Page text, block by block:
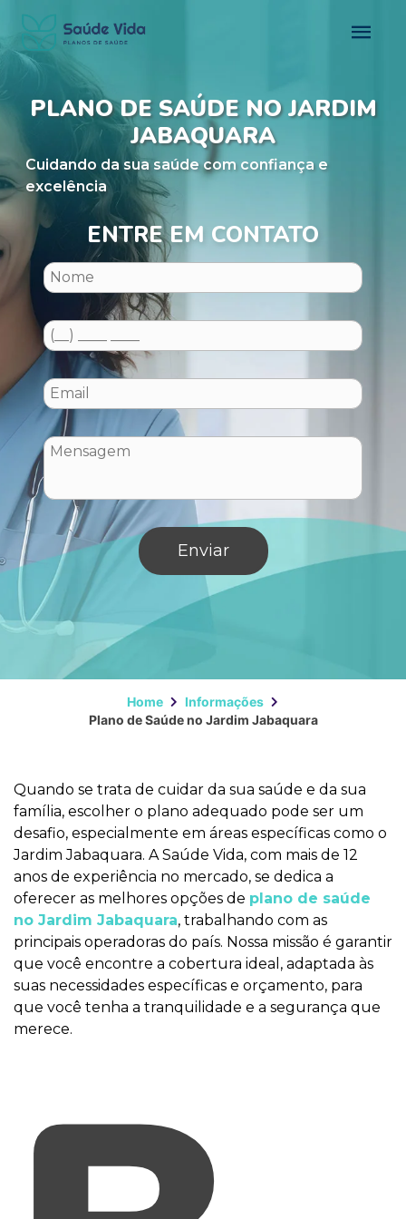
PLANO DE SAÚDE NO JARDIM
JABAQUARA
Cuidando da sua saúde com confiança e
excelência
ENTRE EM CONTATO
Home
Informações
Plano de Saúde no Jardim Jabaquara
Quando se trata de cuidar da sua saúde e da sua
família, escolher o plano adequado pode ser um
desafio, especialmente em áreas específicas como o
Jardim Jabaquara. A Saúde Vida, com mais de 12
anos de experiência no mercado, se dedica a
oferecer as melhores opções de plano de saúde
no Jardim Jabaquara, trabalhando com as
principais operadoras do país. Nossa missão é garantir
que você encontre a cobertura ideal, adaptada às
suas necessidades específicas e orçamento, para
que você tenha a tranquilidade e a segurança que
merece.